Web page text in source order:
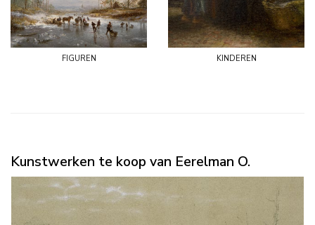
figuren kinderen
Kunstwerken te koop van Eerelman O.